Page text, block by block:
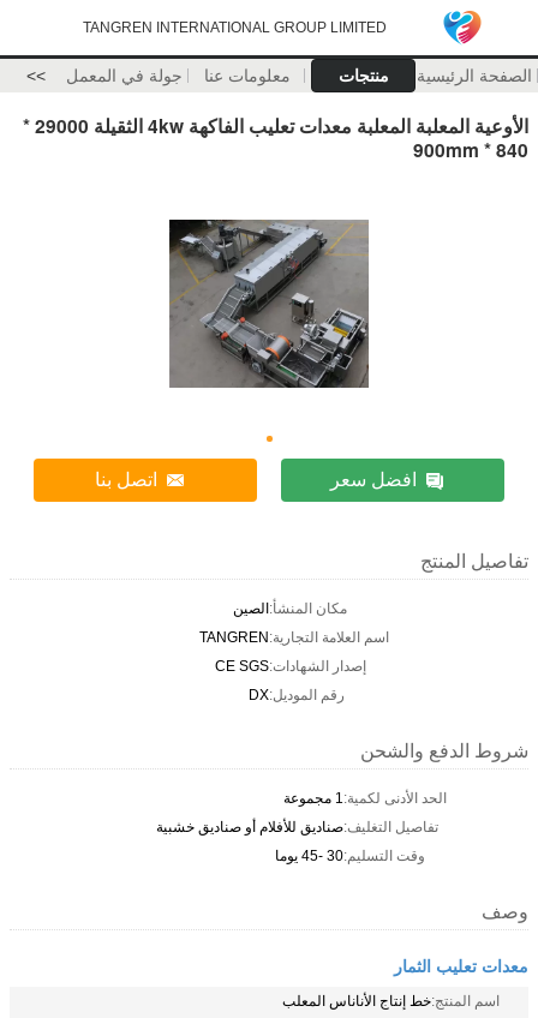
TANGREN INTERNATIONAL GROUP LIMITED
الصفحة الرئيسية منتجات معلومات عنا جولة في المعمل >>
الأوعية المعلبة المعلبة معدات تعليب الفاكهة 4kw الثقيلة 29000 *
840 * 900mm
افضل سعر اتصل بنا
تفاصيل المنتج
مكان المنشأ:الصين
اسم العلامة التجارية:TANGREN
إصدار الشهادات:CE SGS
رقم الموديل:DX
شروط الدفع والشحن
الحد الأدنى لكمية:1 مجموعة
تفاصيل التغليف:صناديق للأفلام أو صناديق خشبية
وقت التسليم:30 -45 يوما
وصف
معدات تعليب الثمار
اسم المنتج:خط إنتاج الأناناس المعلب